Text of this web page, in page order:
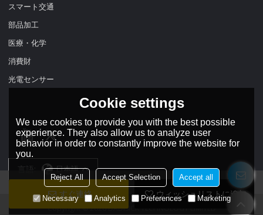
すぐ連絡 ウィッシュリストに追加
スマート交通
部品加工
医療・化学
消費財
光電センサー
言語: 日本語
Copyright © 2026DADISICK TECHNOLOGY LIMITED
Cookie settings
We use cookies to provide you with the best possible
experience. They also allow us to analyze user
behavior in order to constantly improve the website for
you.
Reject All Accept Selection Accept all
Necessary Analytics Preferences Marketing